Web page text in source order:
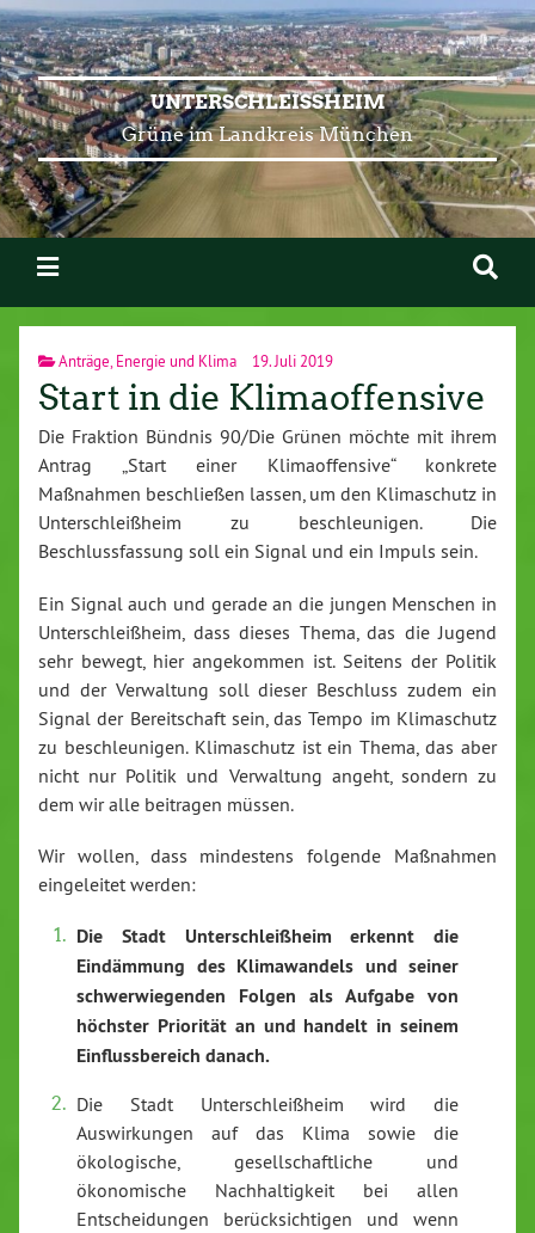
UNTERSCHLEISSHEIM
Grüne im Landkreis München
Anträge,Energie und Klima 19. Juli 2019
Start in die Klimaoffensive
Die Fraktion Bündnis 90/Die Grünen möchte mit ihrem
Antrag „Start einer Klimaoffensive“ konkrete
Maßnahmen beschließen lassen, um den Klimaschutz in
Unterschleißheim zu beschleunigen. Die
Beschlussfassung soll ein Signal und ein Impuls sein.
Ein Signal auch und gerade an die jungen Menschen in
Unterschleißheim, dass dieses Thema, das die Jugend
sehr bewegt, hier angekommen ist. Seitens der Politik
und der Verwaltung soll dieser Beschluss zudem ein
Signal der Bereitschaft sein, das Tempo im Klimaschutz
zu beschleunigen. Klimaschutz ist ein Thema, das aber
nicht nur Politik und Verwaltung angeht, sondern zu
dem wir alle beitragen müssen.
Wir wollen, dass mindestens folgende Maßnahmen
eingeleitet werden:
Die Stadt Unterschleißheim erkennt die
Eindämmung des Klimawandels und seiner
schwerwiegenden Folgen als Aufgabe von
höchster Priorität an und handelt in seinem
Einflussbereich danach.
Die Stadt Unterschleißheim wird die
Auswirkungen auf das Klima sowie die
ökologische, gesellschaftliche und
ökonomische Nachhaltigkeit bei allen
Entscheidungen berücksichtigen und wenn